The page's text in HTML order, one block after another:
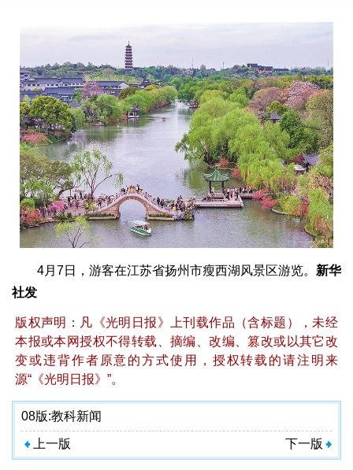
4月7日，游客在江苏省扬州市瘦西湖风景区游览。 新华
社发
版权声明：凡《光明日报》上刊载作品（含标题），未经
本报或本网授权不得转载、摘编、改编、篡改或以其它改
变或违背作者原意的方式使用，授权转载的请注明来
源“《光明日报》”。
08版:教科新闻
上一版 下一版